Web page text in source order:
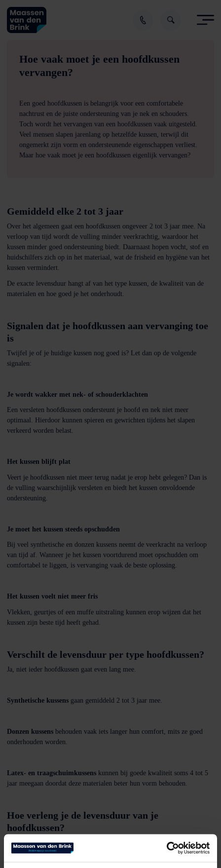
Hoe vaak moet je een hoofdkussen
vervangen?
Een goed hoofdkussen is belangrijk voor een comfortabele
nachtrust en de juiste ondersteuning van je nek en schouders.
Toch wordt het vervangen van een hoofdkussen vaak uitgesteld.
Veel mensen slapen jarenlang op hetzelfde kussen, terwijl dit
ongemerkt zijn vorm en ondersteunende eigenschappen verliest.
Maar hoe vaak moet je een hoofdkussen eigenlijk vervangen?
Gemiddeld elke 2 tot 3 jaar
Over het algemeen gaat een hoofdkussen ongeveer 2 tot 3 jaar mee. Na
verloop van tijd wordt de vulling minder veerkrachtig, waardoor het
kussen minder goed ondersteuning biedt. Daarnaast hopen vocht, stof en
huidschilfers zich op in het materiaal, wat de frisheid en hygiëne van het
kussen vermindert.
De exacte levensduur hangt af van het type kussen, de kwaliteit van de
materialen en hoe goed je het onderhoudt.
Signalen dat je hoofdkussen aan vervanging toe
is
Twijfel je of je huidige kussen nog goed is? Let dan op de volgende
signalen:
Je wordt wakker met nek- of schouderklachten
Een versleten hoofdkussen ondersteunt je hoofd en nek niet meer
optimaal. Hierdoor kunnen spieren en gewrichten tijdens het slapen
verkeerd worden belast.
Het kussen blijft plat
Veert je hoofdkussen niet meer terug nadat je erop hebt gelegen? Dan is
de vulling waarschijnlijk versleten en biedt het kussen onvoldoende
ondersteuning.
Je moet het kussen steeds opschudden
Bij veel synthetische en donzen kussens neemt de veerkracht na verloop
van tijd af. Wanneer je het kussen voortdurend moet opschudden om
comfortabel te liggen, is vervanging vaak de beste oplossing.
Het kussen voelt niet meer fris
Vlekken, geurtjes of een muffe uitstraling kunnen erop wijzen dat het
kussen zijn beste tijd heeft gehad.
Verschilt de levensduur per type hoofdkussen?
Ja, niet ieder hoofdkussen gaat even lang mee.
Synthetische kussens gaan gemiddeld 2 tot 3 jaar mee.
Donzen kussens behouden vaak iets langer hun comfort, mits ze goed
onderhouden worden.
Latex- en traagschuimkussens kunnen bij goede kwaliteit soms 4 tot 5
jaar meegaan doordat deze materialen beter hun vorm behouden.
Hoe verleng je de levensduur van je
hoofdkussen?
Met goed onderhoud kun je langer genieten van je hoofdkussen: